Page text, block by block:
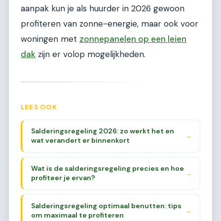
aanpak kun je als huurder in 2026 gewoon
profiteren van zonne-energie, maar ook voor
woningen met zonnepanelen op een leien
dak zijn er volop mogelijkheden.
LEES OOK
Salderingsregeling 2026: zo werkt het en
wat verandert er binnenkort
→
Wat is de salderingsregeling precies en hoe
profiteer je ervan?
→
Salderingsregeling optimaal benutten: tips
om maximaal te profiteren
→